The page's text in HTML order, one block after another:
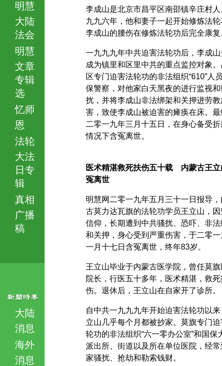
明慧
大陆
法会
明慧
文章
专辑
选
忆师
恩
法轮
大法
日专
辑
真相
广播
稿
大陆
消息
海外
消息
李成山是北京市昌平区南邵镇辛庄村人
九九六年，他和妻子一起开始修炼法轮
李成山的腰伤在修炼法轮功后完全康复
一九九九年中共迫害法轮功后，李成山
成为镇里和区里中共的重点监控对象
区专门迫害法轮功的非法组织“610”人
保警察，对他家白天黑夜的进行监视和
扰，并将李成山非法绑架和关押进劳教
害，致使李成山被迫害的瘫痪在床。最
二零一九年三月十五日，在身心备受
情况下含冤离世。
医术精湛救死扶伤五十载 内蒙古王立
冤离世
明慧网二零一九年五月三十一日报导，
古莫力达瓦旗的法轮功学员王立山，因
信仰，长期遭到中共骚扰、恐吓、非法
和关押，身心受到严重伤害，于二零一
一月十七日含冤离世，终年83岁。
王立山毕业于内蒙古医学院，曾任莫旗
院长，行医五十多年，医术精湛，救死
伤。退休后，王立山在自家开了诊所。
自中共一九九九年开始迫害法轮功以
立山几乎每个月都被抄家。莫旗专门迫
轮功的非法组织“六一零办公室”和国保
派出所、街道以及所在单位医院，经常
家骚扰、抢劫和勒索钱财。